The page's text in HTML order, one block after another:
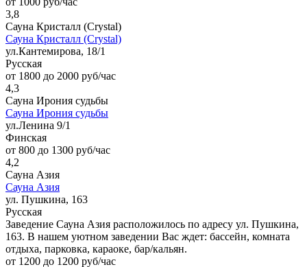
3,8
Сауна Кристалл (Crystal)
Сауна Кристалл (Crystal)
ул.Кантемирова, 18/1
Русская
от 1800 до 2000 руб/час
4,3
Сауна Ирония судьбы
Сауна Ирония судьбы
ул.Ленина 9/1
Финская
от 800 до 1300 руб/час
4,2
Сауна Азия
Сауна Азия
ул. Пушкина, 163
Русская
Заведение Сауна Азия расположилось по адресу ул. Пушкина,
163. В нашем уютном заведении Вас ждет: бассейн, комната
отдыха, парковка, караоке, бар/кальян.
от 1200 до 1200 руб/час